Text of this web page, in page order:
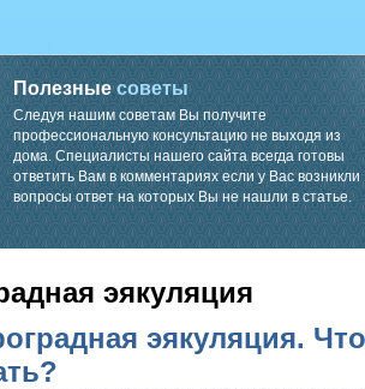
Полезныесоветы
Следуя нашим советам Вы получите
профессиональную консультацию не выходя из
дома. Специалисты нашего сайта всегда готовы
ответить Вам в комментариях если у Вас возникли
вопросы ответ на которых Вы не нашли в статье.
эякуляция
эякуляция.